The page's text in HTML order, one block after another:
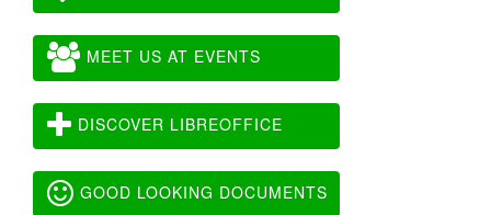
MEET US AT EVENTS
DISCOVER LIBREOFFICE
GOOD LOOKING DOCUMENTS